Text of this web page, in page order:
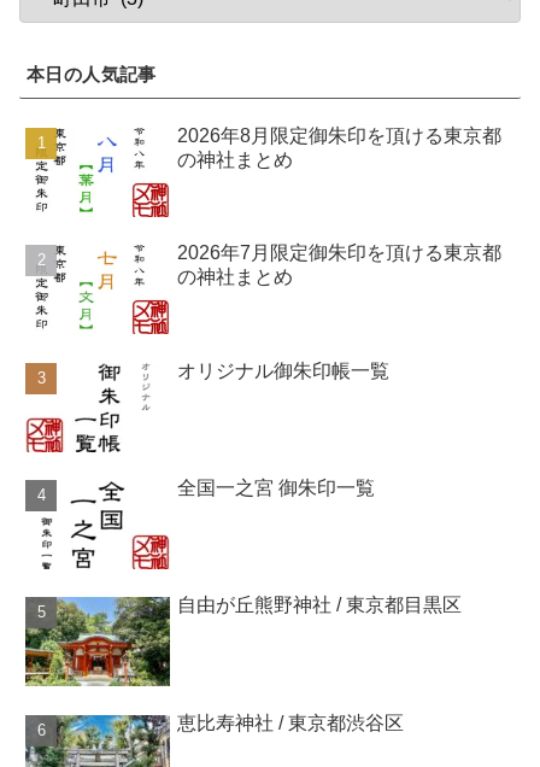
本日の人気記事
2026年8月限定御朱印を頂ける東京都
の神社まとめ
2026年7月限定御朱印を頂ける東京都
の神社まとめ
オリジナル御朱印帳一覧
全国一之宮 御朱印一覧
自由が丘熊野神社 / 東京都目黒区
恵比寿神社 / 東京都渋谷区